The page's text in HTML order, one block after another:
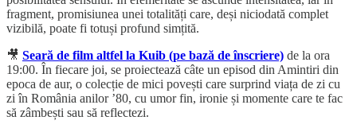
fragment, promisiunea unei totalități care, deși niciodată complet
vizibilă, poate fi totuși profund simțită.
🎥 Seară de film altfel la Kuib (pe bază de înscriere) de la ora
19:00. În fiecare joi, se proiectează câte un episod din Amintiri din
epoca de aur, o colecție de mici povești care surprind viața de zi cu
zi în România anilor ’80, cu umor fin, ironie și momente care te fac
să zâmbești sau să reflectezi.